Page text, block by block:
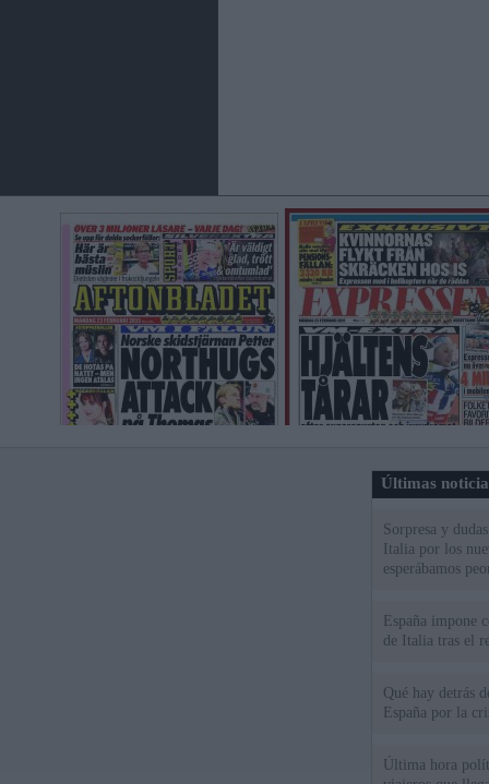
Últimas
Sorpresa y
Italia por los
esperábamos
España impone
de Italia tras el
Qué hay detrás
España por la
Última hora